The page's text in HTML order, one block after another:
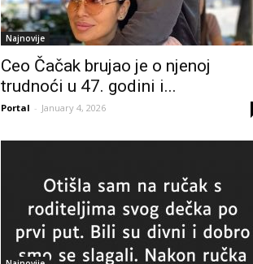
Najnovije
Ceo Čačak brujao je o njenoj
trudnoći u 47. godini i...
Portal - January 4, 2026